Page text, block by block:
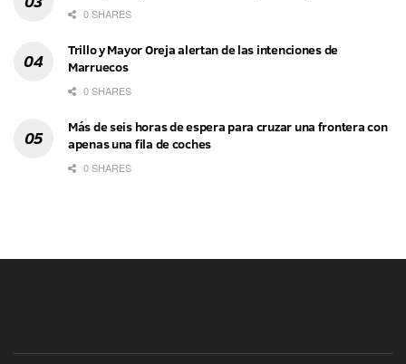
0 SHARES
Trillo y Mayor Oreja alertan de las intenciones de
Marruecos
0 SHARES
Más de seis horas de espera para cruzar una frontera con
apenas una fila de coches
0 SHARES